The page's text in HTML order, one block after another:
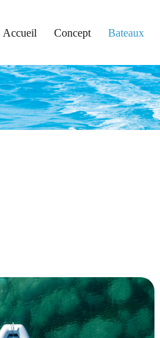
Accueil Concept Bateaux